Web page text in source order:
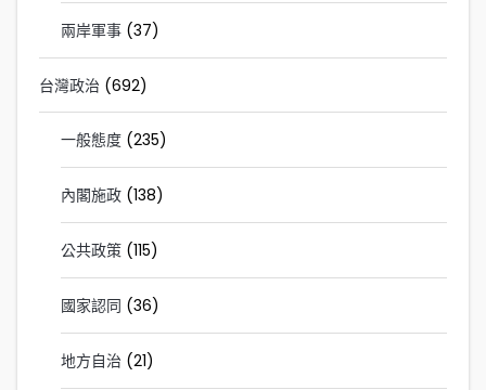
兩岸軍事 (37)
台灣政治 (692)
一般態度 (235)
內閣施政 (138)
公共政策 (115)
國家認同 (36)
地方自治 (21)